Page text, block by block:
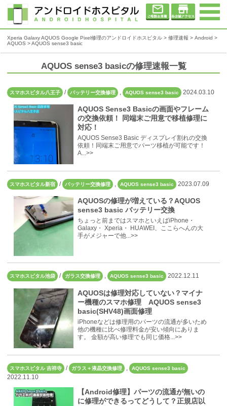
Xperia Galaxy AQUOS Google Pixel修理のアンドロイドホスピタル > 修理速報 > Android >
AQUOS >AQUOS sense3 basic
AQUOS sense3 basicの修理速報一覧
スマホスピタル八王子 / バッテリー交換修理 AQUOS sense3 basic 2024.03.10
AQUOS Sense3 Basicの画面やフレーム
の交換依頼！ 同端末ご用意で移植修理に
対応！
AQUOS Sense3 Basic ディスプレイ割れの交換
依頼！同端末ご用意でパーツ移植が可能です！
A...>>
スマホスピタル新宿 / バッテリー交換修理 , AQUOS sense3 basic 2023.07.09
AQUOSの修理が増えている？AQUOS
sense3 basic バッテリー交換
ちょっと前まではスマホといえばiPhone・
Galaxy・ Xperia・ HUAWEI、ここらへんの大
手がメジャーで他...>>
スマホスピタル池袋 / ガラス交換修理 , AQUOS sense3 basic 2022.12.11
AQUOSは修理対応していない？マイナ
ー機種のスマホ修理 AQUOS sense3
basic(SHV48)画面修理
iPhoneなどは修理用のパーツの流通が多いため
他の機種に比べ修理料金が安い傾向にありま
す。 金額が高い修理でも同じ価格...>>
スマホスピタル 吉祥寺 / ガラス＋液晶交換修理 AQUOS sense3 basic
2022.11.10
【Android修理】パーツの流通が無いの
に修理ができるってどうして？正規店以